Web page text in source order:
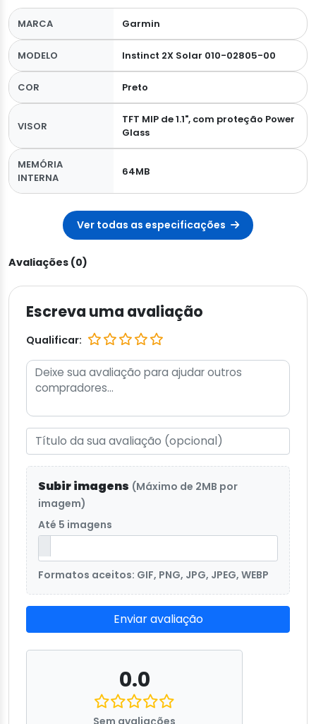
MARCA Garmin
MODELO Instinct 2X Solar 010-02805-00
COR Preto
VISOR
TFT MIP de 1.1", com proteção Power
Glass
MEMÓRIA
INTERNA
64MB
Ver todas as especificações
Avaliações (0)
Escreva uma avaliação
Qualificar:
Subir imagens (Máximo de 2MB por
imagem)
Até 5 imagens
Formatos aceitos: GIF, PNG, JPG, JPEG, WEBP
Enviar avaliação
0.0